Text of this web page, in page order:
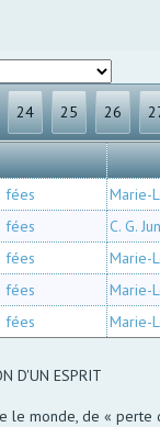
24 25 26
fées
Marie-
fées
C. G.
fées
Marie-
fées
Marie-
fées
Marie-
D'UN ESPRIT
le monde, de «